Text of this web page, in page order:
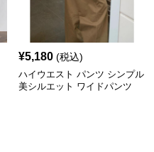
¥5,180 (税込)
ハイウエスト パンツ シンプル
美シルエット ワイドパンツ